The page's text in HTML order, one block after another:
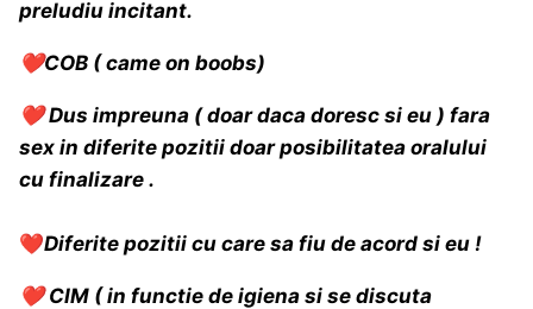
preludiu incitant.
❤️COB ( came on boobs)
❤️ Dus impreuna ( doar daca doresc si eu ) fara
sex in diferite pozitii doar posibilitatea oralului
cu finalizare .
❤️Diferite pozitii cu care sa fiu de acord si eu !
❤️ CIM ( in functie de igiena si se discuta